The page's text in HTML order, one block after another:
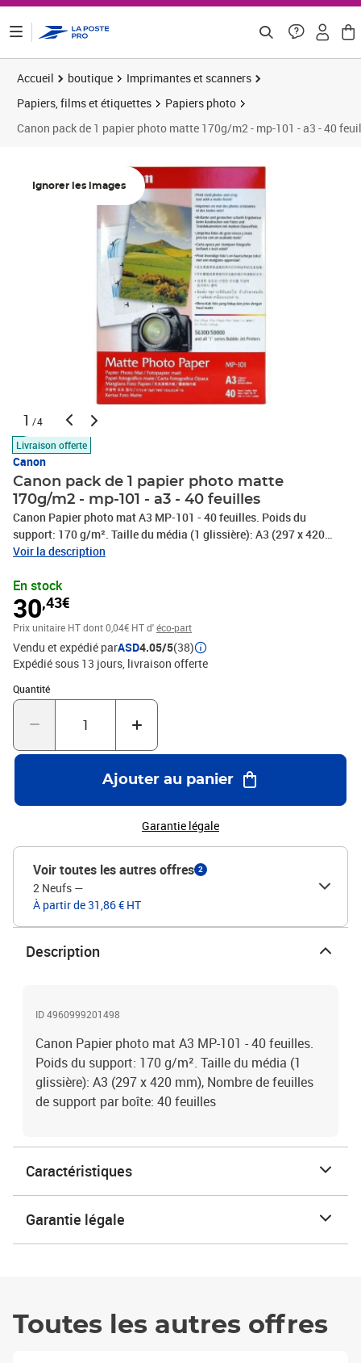
Accueil boutique
Imprimantes et scanners
Papiers, films et étiquettes
Papiers photo
Canon pack de 1 papier photo matte 170g/m2 - mp-101 - a3 - 40
Ignorer les images
1 /4
Livraison offerte
Canon
Canon pack de 1 papier photo matte
170g/m2 - mp-101 - a3 - 40 feuilles
Canon Papier photo mat A3 MP-101 - 40 feuilles. Poids du
support: 170 g/m². Taille du média (1 glissière): A3 (297 x 420
mm), Nombre de feuilles de support par boîte: 40 feuilles
Voir la description
En stock
30,43€
Prix unitaire HTdont 0,04€ HT d'éco-part
Vendu et expédié parASD4.05/5(38)
Expédié sous 13 jours livraison offerte
Quantité
Quantité : 1
Ajouter au panier
Garantie légale
Voir toutes les autres offres 2
2 Neufs —
À partir de 31,86 € HT
Description
ID 4960999201498
Canon Papier photo mat A3 MP-101 - 40 feuilles.
Poids du support: 170 g/m². Taille du média (1
glissière): A3 (297 x 420 mm), Nombre de feuilles
de support par boîte: 40 feuilles
Caractéristiques
Garantie légale
Toutes les autres offres